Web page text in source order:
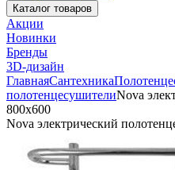
Каталог товаров
Акции
Новинки
Бренды
3D-дизайн
ГлавнаяСантехника
полотенцесушителиNova
800x600
Nova электрический